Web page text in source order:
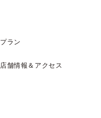
プラン
店舗情報＆アクセス